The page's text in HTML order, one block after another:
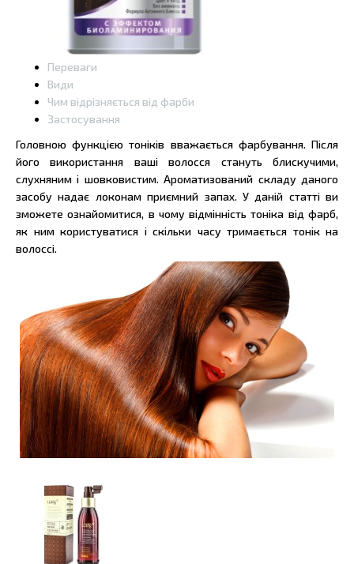
Переваги
Види
Чим відрізняється від фарби
Застосування
Головною функцією тоніків вважається фарбування. Після
його використання ваші волосся стануть блискучими,
слухняним і шовковистим. Ароматизований складу даного
засобу надає локонам приємний запах. У даній статті ви
зможете ознайомитися, в чому відмінність тоніка від фарб,
як ним користуватися і скільки часу тримається тонік на
волоссі.